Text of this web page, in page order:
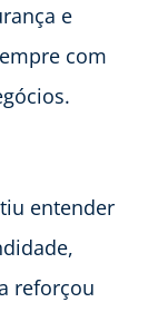
e
com
entender
reforçou